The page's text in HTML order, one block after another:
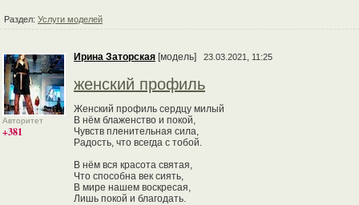
Раздел: Услуги моделей
Авторитет
+381
Ирина Заторская [модель] 23.03.2021, 11:25
женский профиль
Женский профиль сердцу милый
В нём блаженство и покой,
Чувств пленительная сила,
Радость, что всегда с тобой.
В нём вся красота святая,
Что способна век сиять,
В мире нашем воскресая,
Лишь покой и благодать.